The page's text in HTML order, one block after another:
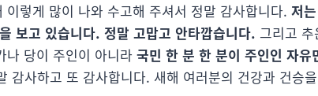
이렇게 많이 나와 수고해 주셔서 정말 감사합니다. 저
보고 있습니다. 정말 고맙고 안타깝습니다. 그리고
나 당이 주인이 아니라 국민 한 분 한 분이 주인인 자
감사하고 또 감사합니다. 새해 여러분의 건강과 건승